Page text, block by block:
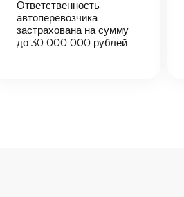
Ответственность
автоперевозчика
застрахована на сумму
до 30 000 000 рублей